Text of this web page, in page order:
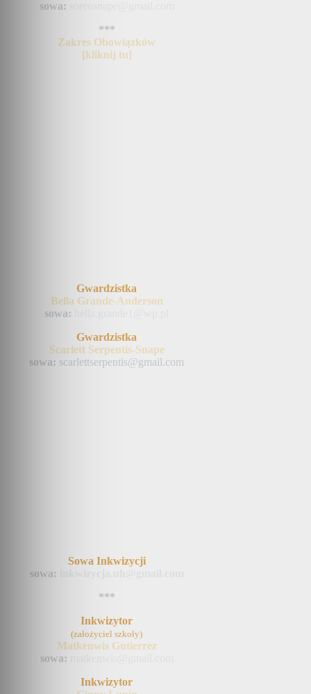
sowa:
***
Zakres Obowiązków
[kliknij tu]
Gwardzistka
Bella Grande-Anderson
sowa:
Gwardzistka
Scarlett Serpentis-Snape
sowa: scarlettserpentis@gmail.com
Sowa Inkwizycji
sowa:
***
Inkwizytor
(założyciel szkoły)
Matkenwis Gutierrez
sowa:
Inkwizytor